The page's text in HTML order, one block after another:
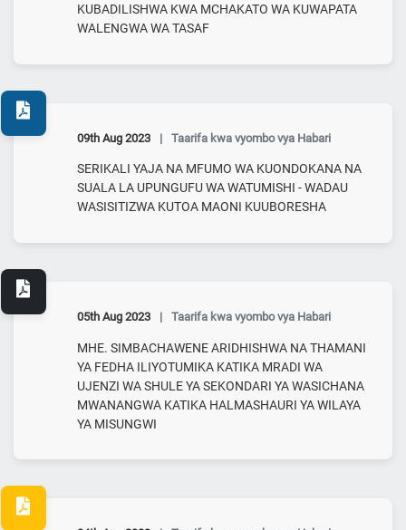
KUBADILISHWA KWA MCHAKATO WA KUWAPATA
WALENGWA WA TASAF
09th Aug 2023 | Taarifa kwa vyombo vya Habari
SERIKALI YAJA NA MFUMO WA KUONDOKANA NA
SUALA LA UPUNGUFU WA WATUMISHI - WADAU
WASISITIZWA KUTOA MAONI KUUBORESHA
05th Aug 2023 | Taarifa kwa vyombo vya Habari
MHE. SIMBACHAWENE ARIDHISHWA NA THAMANI
YA FEDHA ILIYOTUMIKA KATIKA MRADI WA
UJENZI WA SHULE YA SEKONDARI YA WASICHANA
MWANANGWA KATIKA HALMASHAURI YA WILAYA
YA MISUNGWI